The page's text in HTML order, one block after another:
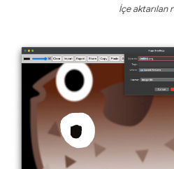
İçe aktarılan